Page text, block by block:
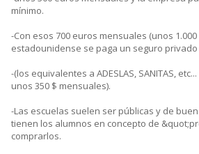
mínimo.
-Con esos 700 euros mensuales (unos
estadounidense se paga un seguro
-(los equivalentes a ADESLAS, SANITAS,
unos 350 $ mensuales).
-Las escuelas suelen ser públicas y de
tienen los alumnos en concepto de
comprarlos.